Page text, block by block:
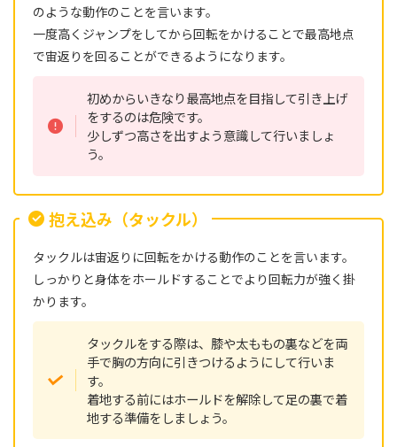
のような動作のことを言います。
一度高くジャンプをしてから回転をかけることで最高地点
で宙返りを回ることができるようになります。
初めからいきなり最高地点を目指して引き上げ
をするのは危険です。
少しずつ高さを出すよう意識して行いましょ
う。
抱え込み（タックル）
タックルは宙返りに回転をかける動作のことを言います。
しっかりと身体をホールドすることでより回転力が強く掛
かります。
タックルをする際は、膝や太ももの裏などを両
手で胸の方向に引きつけるようにして行いま
す。
着地する前にはホールドを解除して足の裏で着
地する準備をしましょう。